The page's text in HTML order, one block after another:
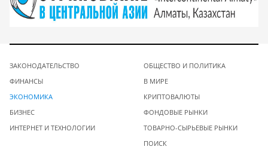
ЗАКОНОДАТЕЛЬСТВО
ФИНАНСЫ
ЭКОНОМИКА
БИЗНЕС
ИНТЕРНЕТ И ТЕХНОЛОГИИ
ОБЩЕСТВО И ПОЛИТИКА
В МИРЕ
КРИПТОВАЛЮТЫ
ФОНДОВЫЕ РЫНКИ
ТОВАРНО-СЫРЬЕВЫЕ РЫНКИ
ПОИСК